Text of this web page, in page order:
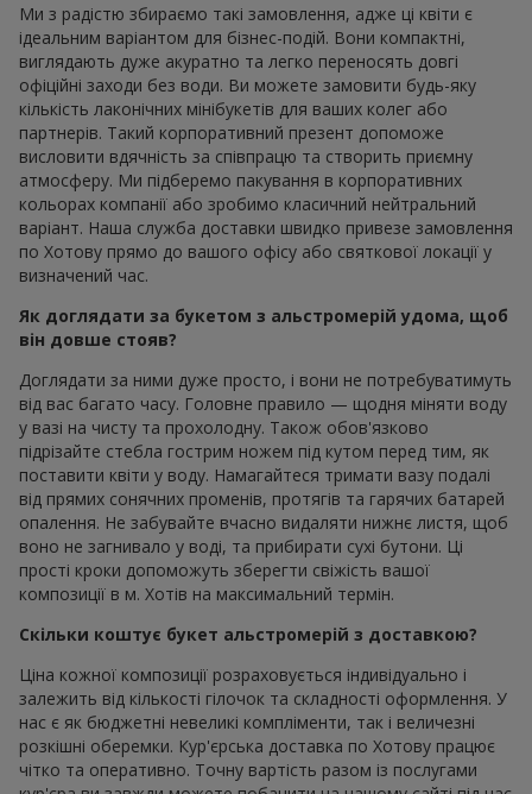
Ми з радістю збираємо такі замовлення, адже ці квіти є
ідеальним варіантом для бізнес-подій. Вони компактні,
виглядають дуже акуратно та легко переносять довгі
офіційні заходи без води. Ви можете замовити будь-яку
кількість лаконічних мінібукетів для ваших колег або
партнерів. Такий корпоративний презент допоможе
висловити вдячність за співпрацю та створить приємну
атмосферу. Ми підберемо пакування в корпоративних
кольорах компанії або зробимо класичний нейтральний
варіант. Наша служба доставки швидко привезе замовлення
по Хотову прямо до вашого офісу або святкової локації у
визначений час.
Як доглядати за букетом з альстромерій удома, щоб
він довше стояв?
Доглядати за ними дуже просто, і вони не потребуватимуть
від вас багато часу. Головне правило — щодня міняти воду
у вазі на чисту та прохолодну. Також обов'язково
підрізайте стебла гострим ножем під кутом перед тим, як
поставити квіти у воду. Намагайтеся тримати вазу подалі
від прямих сонячних променів, протягів та гарячих батарей
опалення. Не забувайте вчасно видаляти нижнє листя, щоб
воно не загнивало у воді, та прибирати сухі бутони. Ці
прості кроки допоможуть зберегти свіжість вашої
композиції в м. Хотів на максимальний термін.
Скільки коштує букет альстромерій з доставкою?
Ціна кожної композиції розраховується індивідуально і
залежить від кількості гілочок та складності оформлення. У
нас є як бюджетні невеликі компліменти, так і величезні
розкішні оберемки. Кур'єрська доставка по Хотову працює
чітко та оперативно. Точну вартість разом із послугами